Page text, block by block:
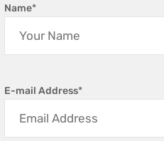
Name*
E-mail Address*